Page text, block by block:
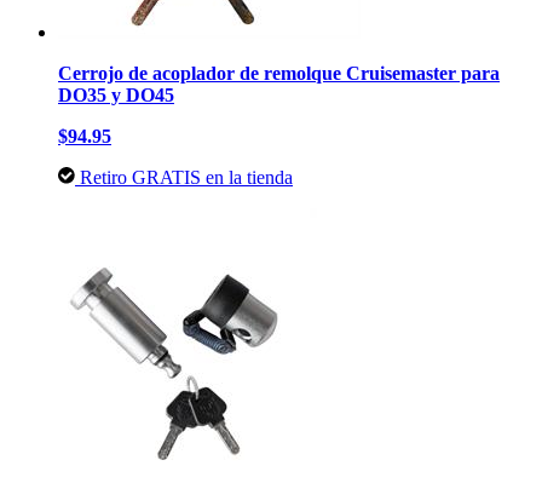
Cerrojo de acoplador de remolque Cruisemaster para
DO35 y DO45
$94.95
Retiro GRATIS en la tienda